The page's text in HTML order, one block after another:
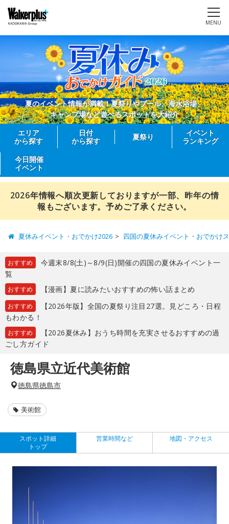
MENU
夏のイベント情報が満載！夏祭りやプール、海水浴場、
キャンプ場など遊べるスポットを大紹介
エリア
から探す
日付
から探す
夏祭り
イベント
ランキング
今日開催
イベント
2026年情報へ順次更新しておりますが一部、昨年の情
報もございます。予めご了承ください。
夏休みイベント・おでかけ2026 四国の夏休みイベント・おでかけ
おすすめ
今週末8/8(土)～8/9(日)開催の四国の夏休みイベント一
覧
おすすめ 【漫画】夏に読みたいおすすめの怖い話まとめ
おすすめ
【2026年版】全国の夏祭り注目27選。見どころ・日程
もわかる！
おすすめ
【2026夏休み】おうち時間を充実させるおすすめの過
ごし方ガイド
徳島県立近代美術館
徳島県徳島市
美術館
スポット詳細
トップ
営業時間など 地図・アクセス